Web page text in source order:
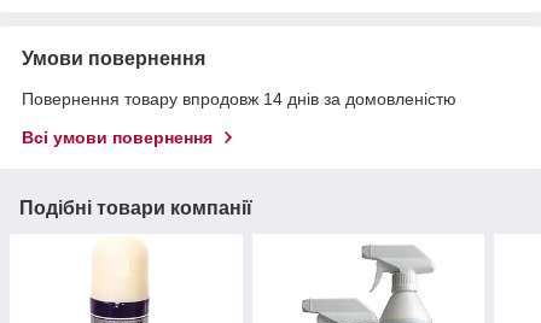
Умови повернення
Повернення товару впродовж 14 днів за домовленістю
Всі умови повернення
Подібні товари компанії